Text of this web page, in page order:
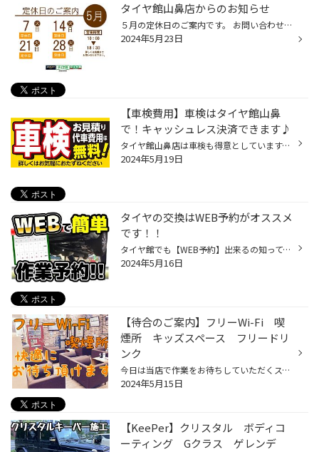
タイヤ館山鼻店からのお知らせ
５月の定休日のご案内です。 お問い合わせに関しまして順にご対応させて頂きます。 セールのお知らせ 5/24(金)～6/9(日) まで『愛車メンテナンスフェア』開催致します！タイヤ館/コクピットでは安心・安全の為に、定期的な『安全点検』をオススメしています！タイヤの事はもちろんですが、 エンジン...
2024年5月23日
【車検費用】車検はタイヤ館山鼻
で！キャッシュレス決済できます♪
タイヤ館山鼻店は車検も得意としています。 そもそも車検とは？ 道路運送車両法では、車が安全面や公害防止面で問題ないか（保安基準に適合しているか）どうかを国の機関（運輸支局）や国から認可された整備工場・自動車販売店で定期的に時間・走行距離により劣化する、自動車部品等を検査し、運転...
2024年5月19日
タイヤの交換はWEB予約がオススメ
です！！
タイヤ館でも【WEB予約】出来るの知ってますか? 簡単、便利な予約サービス【B-PIT】です！！！ ・作業の予約（タイヤ交換・エンジンオイル交換など。） ・タイヤ購入相談（作業予約ではないです。） などの空き時間をリアルタイムでチェック！！！ まだタイヤ交換空ありますよ！ 予約はカンタン３ス...
2024年5月16日
【待合のご案内】フリーWi-Fi 喫
煙所 キッズスペース フリードリ
ンク
今日は当店で作業をお待ちしていただくスペースもありますので軽く紹介を！！ 当店ではオイル交換やタイヤ交換はもちろんその他作業も受け付けてはいますが その間にどうしてもお時間をいただいてしまうこともあります。 そんな中、お客様が快適に過ごせる空間を作るのも私たちの役目だと思っており...
2024年5月15日
【KeePer】クリスタル ボディコ
ーティング Gクラス ゲレンデ